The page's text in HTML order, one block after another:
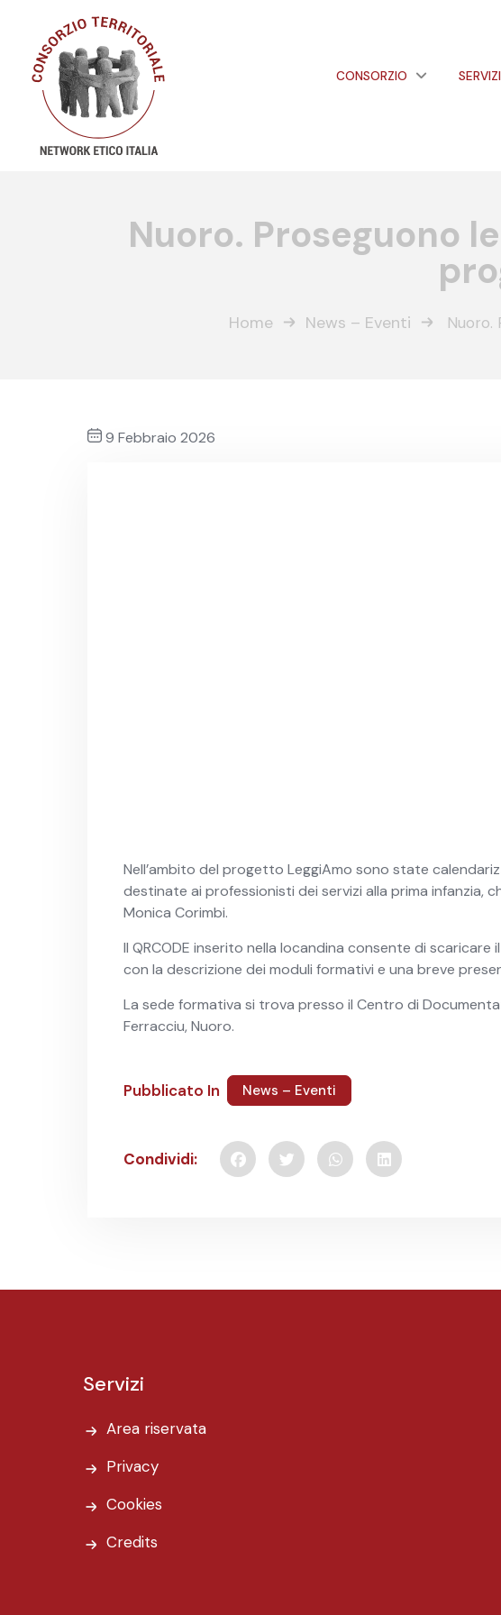
CONSORZIO SERVIZI
Nuoro. Proseguono
Home News – Eventi
9 Febbraio 2026
Nell’ambito del progetto LeggiAmo sono state
destinate ai professionisti dei servizi alla prima infanzia,
Monica Corimbi.
Il QRCODE inserito nella locandina consente di
con la descrizione dei moduli formativi e una breve
La sede formativa si trova presso il Centro di
Ferracciu, Nuoro.
Pubblicato In News – Eventi
Condividi:
Servizi
Area riservata
Privacy
Cookies
Credits